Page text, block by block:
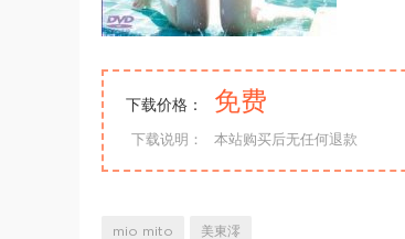
下载价格： 免费
下载说明： 本站购买后无任何退款
mio mito 美東澪